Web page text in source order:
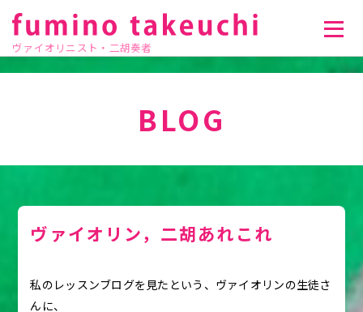
ヴァイオリニスト・二胡奏者
BLOG
ヴァイオリン，二胡あれこれ
私のレッスンブログを見たという、ヴァイオリンの生徒さ
んに、